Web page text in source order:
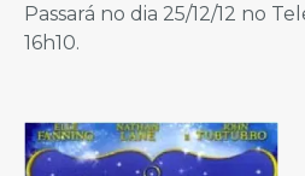
Passará no dia 25/12/12 no
16h10.